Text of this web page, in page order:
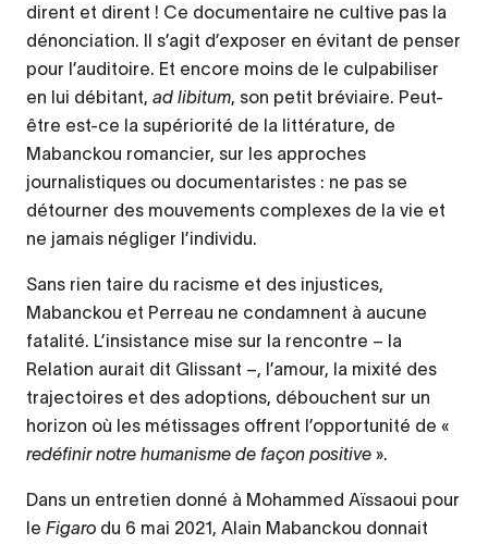
dirent et dirent ! Ce documentaire ne cultive pas la
dénonciation. Il s’agit d’exposer en évitant de penser
pour l’auditoire. Et encore moins de le culpabiliser
en lui débitant, ad libitum, son petit bréviaire. Peut-
être est-ce la supériorité de la littérature, de
Mabanckou romancier, sur les approches
journalistiques ou documentaristes : ne pas se
détourner des mouvements complexes de la vie et
ne jamais négliger l’individu.
Sans rien taire du racisme et des injustices,
Mabanckou et Perreau ne condamnent à aucune
fatalité. L’insistance mise sur la rencontre – la
Relation aurait dit Glissant –, l’amour, la mixité des
trajectoires et des adoptions, débouchent sur un
horizon où les métissages offrent l’opportunité de «
redéfinir notre humanisme de façon positive ».
Dans un entretien donné à Mohammed Aïssaoui pour
le Figaro du 6 mai 2021, Alain Mabanckou donnait